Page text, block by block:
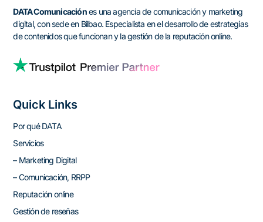
DATA Comunicaciónes una agencia de comunicación y marketing
digital, con sede en Bilbao. Especialista en el desarrollo de estrategias
de contenidos que funcionan y la gestión de la reputación online.
Quick Links
Por qué DATA
Servicios
– Marketing Digital
– Comunicación, RRPP
Reputación online
Gestión de reseñas